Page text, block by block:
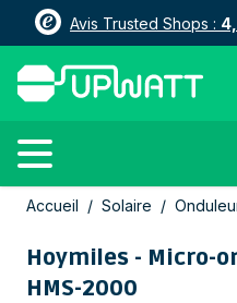
Avis Trusted Shops :
Allez au contenu
Accueil / Solaire /
Hoymiles - Micro-
HMS-2000